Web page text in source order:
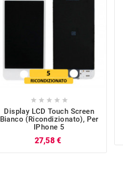
    
Display LCD Touch Screen
Bianco (Ricondizionato), Per
IPhone 5
27,58 €